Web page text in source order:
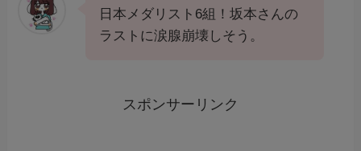
日本メダリスト6組！坂本さんの
ラストに涙腺崩壊しそう。
スポンサーリンク